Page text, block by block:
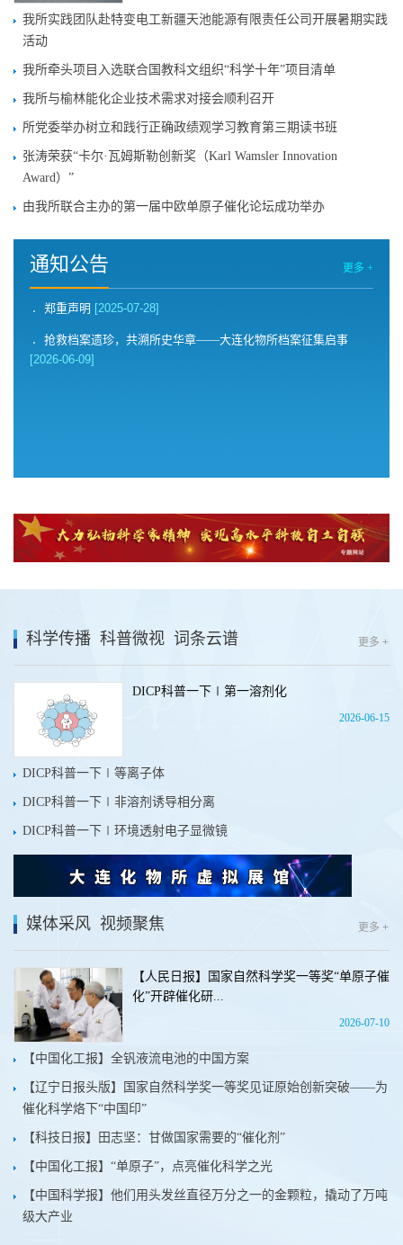
我所实践团队赴特变电工新疆天池能源有限责任公司开展暑期实践
活动
我所牵头项目入选联合国教科文组织“科学十年”项目清单
我所与榆林能化企业技术需求对接会顺利召开
所党委举办树立和践行正确政绩观学习教育第三期读书班
张涛荣获“卡尔·瓦姆斯勒创新奖（Karl Wamsler Innovation
Award）”
由我所联合主办的第一届中欧单原子催化论坛成功举办
通知公告 更多 +
郑重声明 [2025-07-28]
抢救档案遗珍，共溯所史华章——大连化物所档案征集启事
[2026-06-09]
科学传播 科普微视 词条云谱
DICP科普一下∣第一溶剂化
2026-06-15
DICP科普一下∣等离子体
DICP科普一下∣非溶剂诱导相分离
DICP科普一下∣环境透射电子显微镜
更多 +
媒体采风 视频聚焦
【人民日报】国家自然科学奖一等奖“单原子催
化”开辟催化研...
2026-07-10
【中国化工报】全钒液流电池的中国方案
【辽宁日报头版】国家自然科学奖一等奖见证原始创新突破——为
催化科学烙下“中国印”
【科技日报】田志坚：甘做国家需要的“催化剂”
【中国化工报】“单原子”，点亮催化科学之光
【中国科学报】他们用头发丝直径万分之一的金颗粒，撬动了万吨
级大产业
更多 +